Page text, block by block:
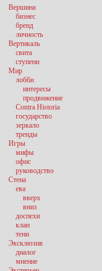
Вершина
бизнес
бренд
личность
Вертикаль
свита
ступени
Мир
лобби
интересы
продвижение
Contra Historia
государство
зеркало
тренды
Игры
мифы
офис
руководство
Стена
ева
вверх
вниз
доспехи
клан
тени
Эксклюзив
диалог
мнение